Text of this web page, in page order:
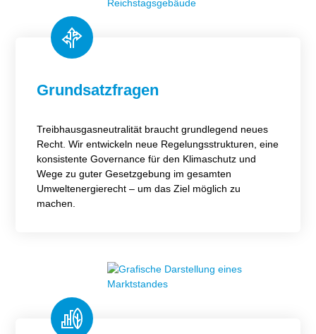
Grundsatzfragen
Treibhausgasneutralität braucht grundlegend neues
Recht. Wir entwickeln neue Regelungsstrukturen, eine
konsistente Governance für den Klimaschutz und
Wege zu guter Gesetzgebung im gesamten
Umweltenergierecht – um das Ziel möglich zu
machen.